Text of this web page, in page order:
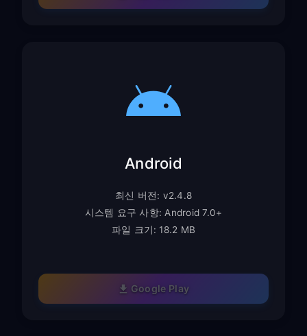
Android
최신 버전: v2.4.8
시스템 요구 사항: Android 7.0+
파일 크기: 18.2 MB
Google Play